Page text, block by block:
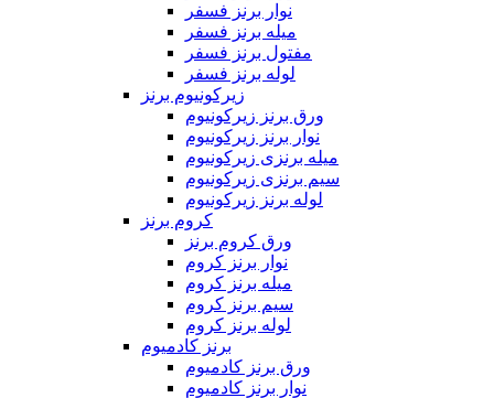
نوار برنز فسفر
میله برنز فسفر
مفتول برنز فسفر
لوله برنز فسفر
زیرکونیوم برنز
ورق برنز زیرکونیوم
نوار برنز زیرکونیوم
میله برنزی زیرکونیوم
سیم برنزی زیرکونیوم
لوله برنز زیرکونیوم
کروم برنز
ورق کروم برنز
نوار برنز کروم
میله برنز کروم
سیم برنز کروم
لوله برنز کروم
برنز کادمیوم
ورق برنز کادمیوم
نوار برنز کادمیوم